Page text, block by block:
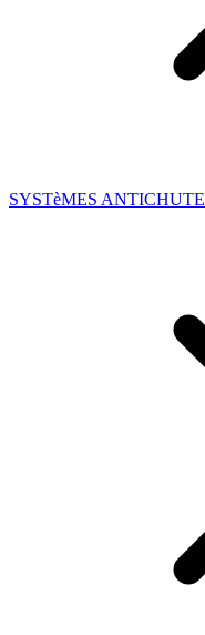
SYSTèMES ANTICHUTE